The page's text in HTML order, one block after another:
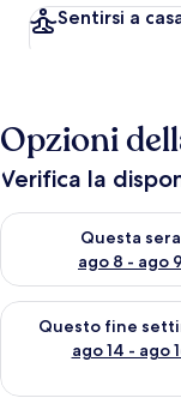
Sentirsi a
Opzioni
Verifica la
Questa sera
ago 8 - ago 9
Verifica la
Questo fine
ago 14 - ago
Verifica la